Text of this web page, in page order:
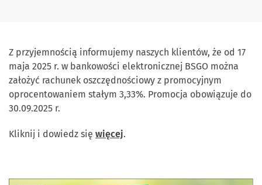
Z przyjemnością informujemy naszych klientów, że od 17
maja 2025 r. w bankowości elektronicznej BSGO można
założyć rachunek oszczędnościowy z promocyjnym
oprocentowaniem stałym 3,33%. Promocja obowiązuje do
30.09.2025 r.
Kliknij i dowiedz się więcej.